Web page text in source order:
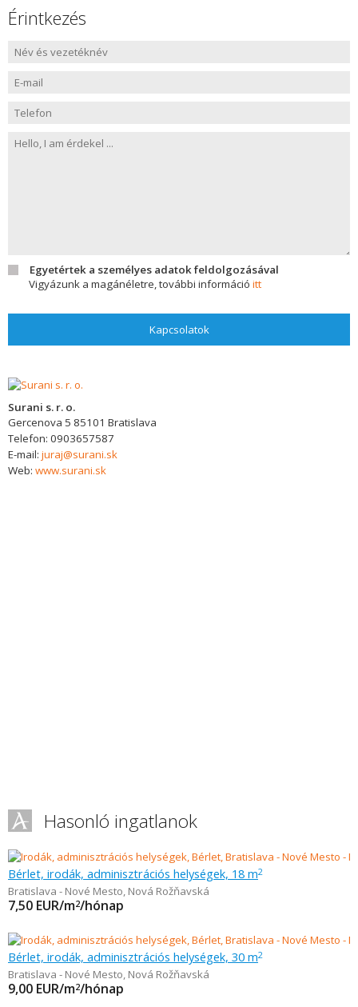
Érintkezés
Egyetértek a személyes adatok feldolgozásával
Vigyázunk a magánéletre, további információ itt
Kapcsolatok
Surani s. r. o.
Gercenova 5 85101 Bratislava
Telefon: 0903657587
E-mail: juraj@surani.sk
Web: www.surani.sk
Hasonló ingatlanok
Bérlet, irodák, adminisztrációs helységek, 18 m2
Bratislava - Nové Mesto, Nová Rožňavská
7,50 EUR/m2/hónap
Bérlet, irodák, adminisztrációs helységek, 30 m2
Bratislava - Nové Mesto, Nová Rožňavská
9,00 EUR/m2/hónap